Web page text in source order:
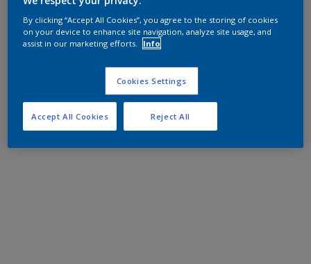
By clicking “Accept All Cookies”, you agree to the storing of cookies
on your device to enhance site navigation, analyze site usage, and
assist in our marketing efforts.
Info
Cookies Settings
Reject All
Accept All Cookies